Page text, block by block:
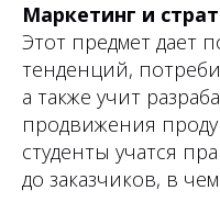
Маркетинг и
Этот предмет дает
тенденций,
а также учит
продвижения
студенты учатся
до заказчиков, в